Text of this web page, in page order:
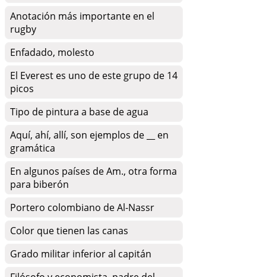
Anotación más importante en el
rugby
Enfadado, molesto
El Everest es uno de este grupo de 14
picos
Tipo de pintura a base de agua
Aquí, ahí, allí, son ejemplos de __ en
gramática
En algunos países de Am., otra forma
para biberón
Portero colombiano de Al-Nassr
Color que tienen las canas
Grado militar inferior al capitán